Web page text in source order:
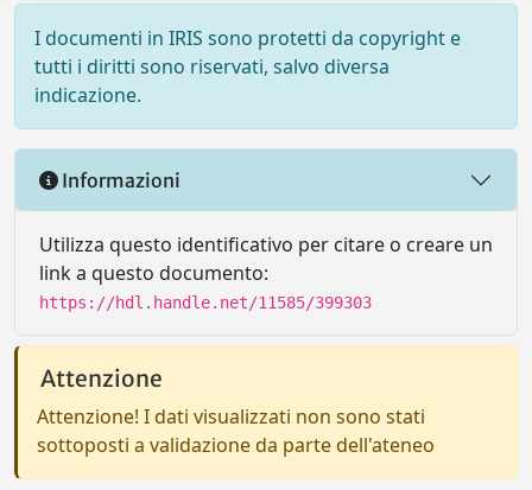
I documenti in IRIS sono protetti da copyright e
tutti i diritti sono riservati, salvo diversa
indicazione.
Informazioni
Utilizza questo identificativo per citare o creare un
link a questo documento:
https://hdl.handle.net/11585/399303
Attenzione
Attenzione! I dati visualizzati non sono stati
sottoposti a validazione da parte dell'ateneo